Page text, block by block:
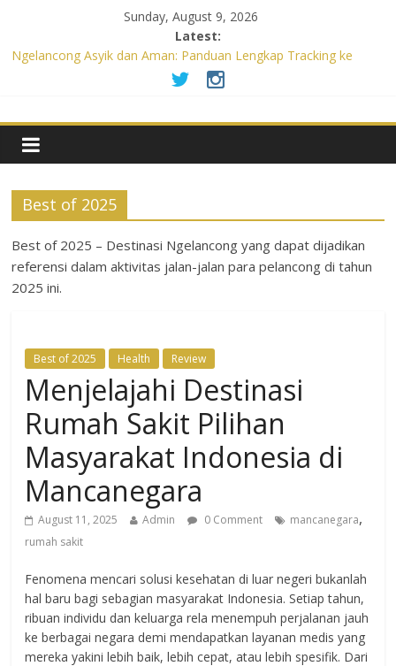
Sunday, August 9, 2026
Latest:
Ngelancong Asyik dan Aman: Panduan Lengkap Tracking ke
Panduan Lengkap Tracking di Sentul: Persiapan Wajib untuk
Menguak Pesona Obelix Sea View: Data Tarik Destinasi Kekinian
di Yogyakarta
Panduan Lengkap Promo Makan Ulang Tahun & Syaratnya
Liburan Luar Negeri Tanpa Repot: Panduan Lengkap Persiapan
Best of 2025
Best of 2025 – Destinasi Ngelancong yang dapat dijadikan
referensi dalam aktivitas jalan-jalan para pelancong di tahun
2025 ini.
Best of 2025 Health Review
Menjelajahi Destinasi
Rumah Sakit Pilihan
Masyarakat Indonesia di
Mancanegara
August 11, 2025 Admin 0 Comment mancanegara,
rumah sakit
Fenomena mencari solusi kesehatan di luar negeri bukanlah
hal baru bagi sebagian masyarakat Indonesia. Setiap tahun,
ribuan individu dan keluarga rela menempuh perjalanan jauh
ke berbagai negara demi mendapatkan layanan medis yang
mereka yakini lebih baik, lebih cepat, atau lebih spesifik. Dari